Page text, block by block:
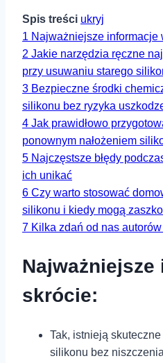
Spis treści ukryj
1 Najważniejsze ⁣informacje
2 Jakie narzędzia​ ręczne
przy usuwaniu starego
3 Bezpieczne środki
silikonu bez ryzyka
4 Jak prawidłowo‌
ponownym nałożeniem⁢
5 Najczęstsze błędy
⁢ich‌ unikać
6 Czy ‍warto ‌stosować
silikonu i kiedy mogą
7 Kilka zdań od nas
skrócie:
Tak,​ istnieją⁤
silikonu bez